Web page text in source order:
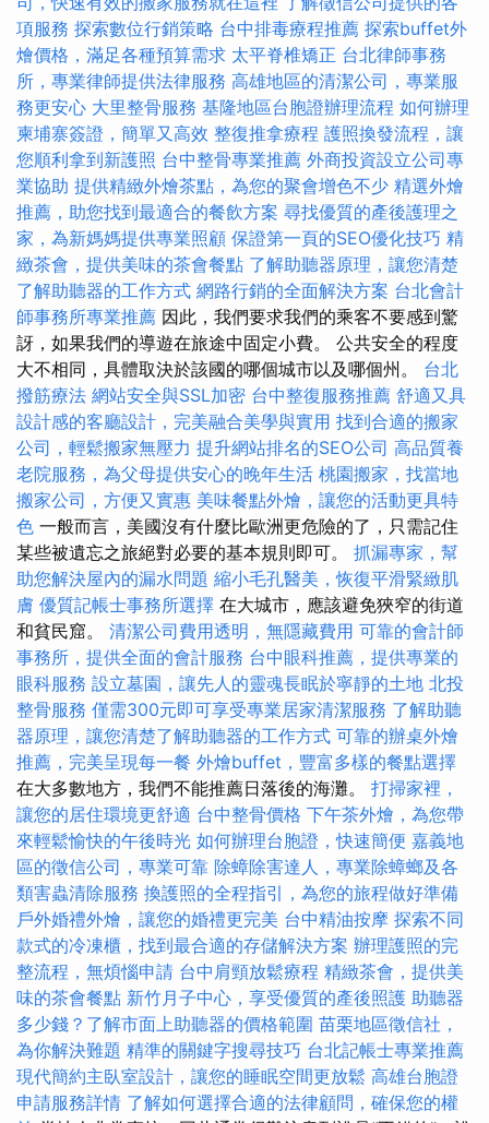
項服務 探索數位行銷策略 台中排毒療程推薦 探索buffet外
燴價格，滿足各種預算需求 太平脊椎矯正 台北律師事務
所，專業律師提供法律服務 高雄地區的清潔公司，專業服
務更安心 大里整骨服務 基隆地區台胞證辦理流程 如何辦理
柬埔寨簽證，簡單又高效 整復推拿療程 護照換發流程，讓
您順利拿到新護照 台中整骨專業推薦 外商投資設立公司專
業協助 提供精緻外燴茶點，為您的聚會增色不少 精選外燴
推薦，助您找到最適合的餐飲方案 尋找優質的產後護理之
家，為新媽媽提供專業照顧 保證第一頁的SEO優化技巧 精
緻茶會，提供美味的茶會餐點 了解助聽器原理，讓您清楚
了解助聽器的工作方式 網路行銷的全面解決方案 台北會計
師事務所專業推薦 因此，我們要求我們的乘客不要感到驚
訝，如果我們的導遊在旅途中固定小費。 公共安全的程度
大不相同，具體取決於該國的哪個城市以及哪個州。 台北
撥筋療法 網站安全與SSL加密 台中整復服務推薦 舒適又具
設計感的客廳設計，完美融合美學與實用 找到合適的搬家
公司，輕鬆搬家無壓力 提升網站排名的SEO公司 高品質養
老院服務，為父母提供安心的晚年生活 桃園搬家，找當地
搬家公司，方便又實惠 美味餐點外燴，讓您的活動更具特
色 一般而言，美國沒有什麼比歐洲更危險的了，只需記住
某些被遺忘之旅絕對必要的基本規則即可。 抓漏專家，幫
助您解決屋內的漏水問題 縮小毛孔醫美，恢復平滑緊緻肌
膚 優質記帳士事務所選擇 在大城市，應該避免狹窄的街道
和貧民窟。 清潔公司費用透明，無隱藏費用 可靠的會計師
事務所，提供全面的會計服務 台中眼科推薦，提供專業的
眼科服務 設立墓園，讓先人的靈魂長眠於寧靜的土地 北投
整骨服務 僅需300元即可享受專業居家清潔服務 了解助聽
器原理，讓您清楚了解助聽器的工作方式 可靠的辦桌外燴
推薦，完美呈現每一餐 外燴buffet，豐富多樣的餐點選擇
在大多數地方，我們不能推薦日落後的海灘。 打掃家裡，
讓您的居住環境更舒適 台中整骨價格 下午茶外燴，為您帶
來輕鬆愉快的午後時光 如何辦理台胞證，快速簡便 嘉義地
區的徵信公司，專業可靠 除蟑除害達人，專業除蟑螂及各
類害蟲清除服務 換護照的全程指引，為您的旅程做好準備
戶外婚禮外燴，讓您的婚禮更完美 台中精油按摩 探索不同
款式的冷凍櫃，找到最合適的存儲解決方案 辦理護照的完
整流程，無煩惱申請 台中肩頸放鬆療程 精緻茶會，提供美
味的茶會餐點 新竹月子中心，享受優質的產後照護 助聽器
多少錢？了解市面上助聽器的價格範圍 苗栗地區徵信社，
為你解決難題 精準的關鍵字搜尋技巧 台北記帳士專業推薦
現代簡約主臥室設計，讓您的睡眠空間更放鬆 高雄台胞證
申請服務詳情 了解如何選擇合適的法律顧問，確保您的權